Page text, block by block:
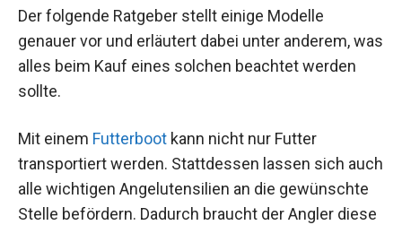
Der folgende Ratgeber stellt einige Modelle
genauer vor und erläutert dabei unter anderem, was
alles beim Kauf eines solchen beachtet werden
sollte.
Mit einem Futterboot kann nicht nur Futter
transportiert werden. Stattdessen lassen sich auch
alle wichtigen Angelutensilien an die gewünschte
Stelle befördern. Dadurch braucht der Angler diese